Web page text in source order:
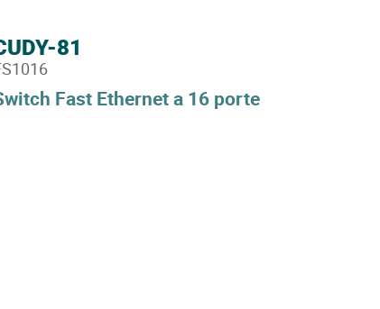
Fast Ethernet a 16 porte
81